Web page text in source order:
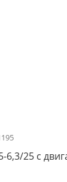
25 с